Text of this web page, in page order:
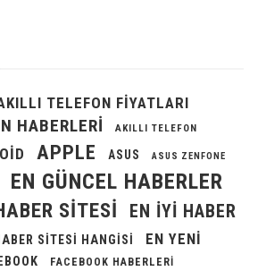
TELEFON FIYATLARI
HABERLERI AKILLI TELEFON
APPLE ASUS ASUS ZENFONE
EN GÜNCEL HABERLER
SITESI
EN IYI HABER
SITESI HANGISI
EN YENI
FACEBOOK HABERLERI